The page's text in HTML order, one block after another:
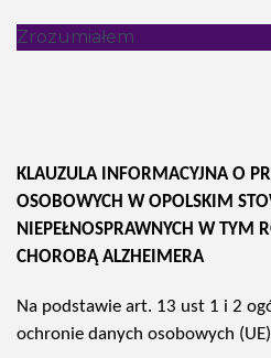
Zrozumiałem
KLAUZULA INFORMACYJNAO
OSOBOWYCH W OPOLSKIM
NIEPEŁNOSPRAWNYCH W TYM
CHOROBĄ ALZHEIMERA
Na podstawie art. 13 ust 1 i 2
ochronie danych osobowych